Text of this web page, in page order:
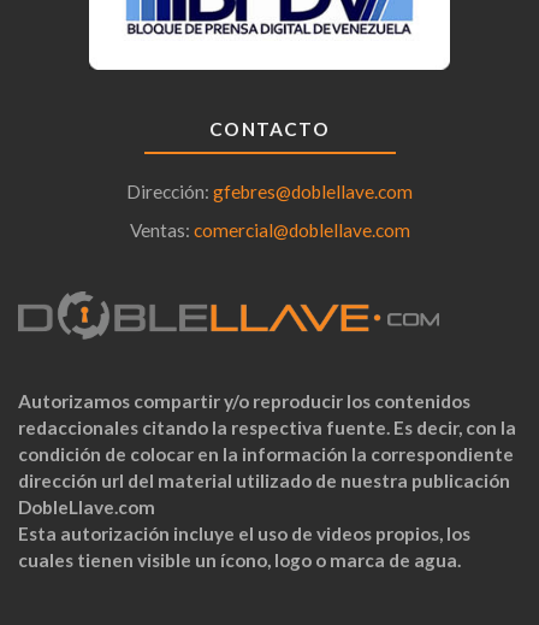
CONTACTO
Dirección: gfebres@doblellave.com
Ventas: comercial@doblellave.com
Autorizamos compartir y/o reproducir los contenidos
redaccionales citando la respectiva fuente. Es decir, con la
condición de colocar en la información la correspondiente
dirección url del material utilizado de nuestra publicación
DobleLlave.com
Esta autorización incluye el uso de videos propios, los
cuales tienen visible un ícono, logo o marca de agua.